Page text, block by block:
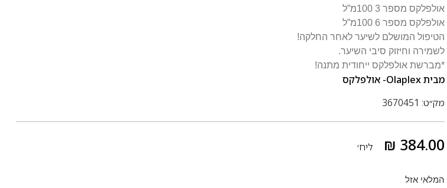
אולפלקס מספר 3 100מ”ל
אולפלקס מספר 6 100מ”ל
הטיפול המושלם לשיער לאחר החלקה!
לשמירה וחיזוק סיבי השיער.
*מברשת אולפלקס ייחודית מתנה!
מביתOlaplex- אולפלקס
מק״ט: 3670451
₪ 384.00 ליח׳
המלאי אזל